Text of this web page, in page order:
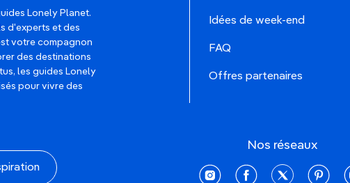
Lonely Planet.
d'experts et des
votre compagnon
des destinations
les guides Lonely
pour vivre des
Idées de week-end
FAQ
Offres partenaires
Nos réseaux
instagramfacebooktwitter